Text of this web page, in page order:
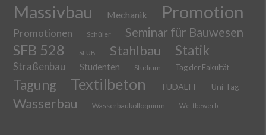
Massivbau Mechanik Promotion
Promotionen Schüler Seminar für Bauwesen
SFB 528 SLUB Stahlbau Statik
Straßenbau Studenten Studium Tag der Fakultät
Tagung Textilbeton TUDALIT Uni-Tag
Wasserbau Wasserbaukolloquium Wettbewerb